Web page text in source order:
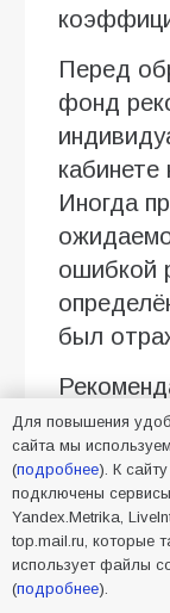
Перед
фонд
кабинете
Иногда
ошибкой
был
Для
Для повышения
сайта мы
(подробнее). К сайту
подключены сервисы
Yandex.Metrika,
top.mail.ru, которые
использует файлы
(подробнее).